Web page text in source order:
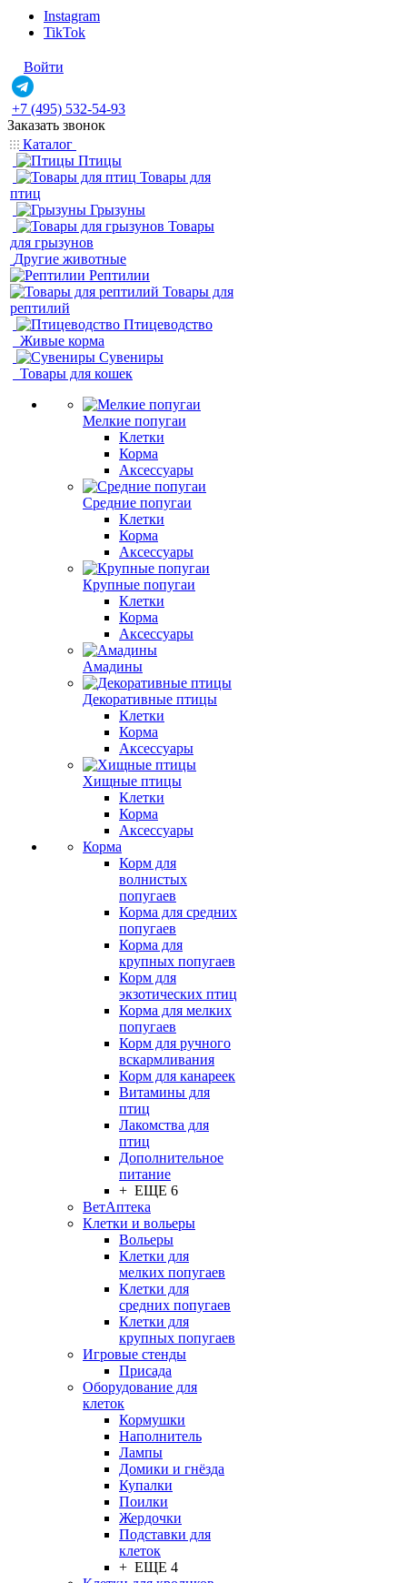
Instagram
TikTok
Войти
+7 (495) 532-54-93
Заказать звонок
Каталог
Птицы
Товары для
птиц
Грызуны
Товары
для грызунов
Другие животные
Рептилии
Товары для
рептилий
Птицеводство
Живые корма
Сувениры
Товары для кошек
Мелкие попугаи
Клетки
Корма
Аксессуары
Средние попугаи
Клетки
Корма
Аксессуары
Крупные попугаи
Клетки
Корма
Аксессуары
Амадины
Декоративные птицы
Клетки
Корма
Аксессуары
Хищные птицы
Клетки
Корма
Аксессуары
Корма
Корм для
волнистых
попугаев
Корма для средних
попугаев
Корма для
крупных попугаев
Корм для
экзотических птиц
Корма для мелких
попугаев
Корм для ручного
вскармливания
Корм для канареек
Витамины для
птиц
Лакомства для
птиц
Дополнительное
питание
+ ЕЩЕ 6
ВетАптека
Клетки и вольеры
Вольеры
Клетки для
мелких попугаев
Клетки для
средних попугаев
Клетки для
крупных попугаев
Игровые стенды
Присада
Оборудование для
клеток
Кормушки
Наполнитель
Лампы
Домики и гнёзда
Купалки
Поилки
Жердочки
Подставки для
клеток
+ ЕЩЕ 4